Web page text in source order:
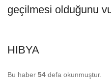
geçilmesi olduğunu
HIBYA
Bu haber 54 defa okunmuştur.